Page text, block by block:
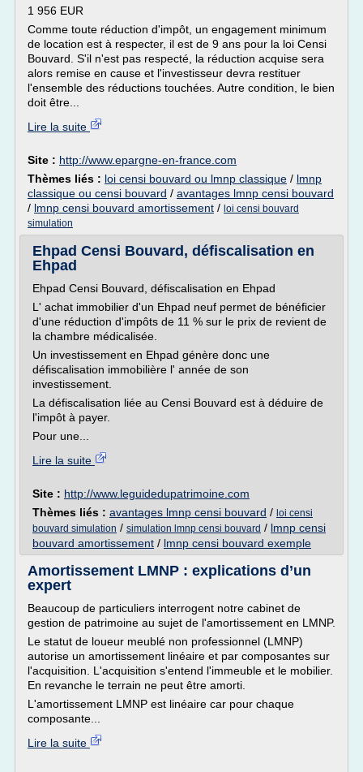
1 956 EUR
Comme toute réduction d'impôt, un engagement minimum
de location est à respecter, il est de 9 ans pour la loi Censi
Bouvard. S'il n'est pas respecté, la réduction acquise sera
alors remise en cause et l'investisseur devra restituer
l'ensemble des réductions touchées. Autre condition, le bien
doit être...
Lire la suite
Site : http://www.epargne-en-france.com
Thèmes liés : loi censi bouvard ou lmnp classique / lmnp
classique ou censi bouvard / avantages lmnp censi bouvard
/ lmnp censi bouvard amortissement / loi censi bouvard
simulation
Ehpad Censi Bouvard, défiscalisation en
Ehpad
Ehpad Censi Bouvard, défiscalisation en Ehpad
L' achat immobilier d'un Ehpad neuf permet de bénéficier
d'une réduction d'impôts de 11 % sur le prix de revient de
la chambre médicalisée.
Un investissement en Ehpad génère donc une
défiscalisation immobilière l' année de son
investissement.
La défiscalisation liée au Censi Bouvard est à déduire de
l'impôt à payer.
Pour une...
Lire la suite
Site : http://www.leguidedupatrimoine.com
Thèmes liés : avantages lmnp censi bouvard / loi censi
bouvard simulation / simulation lmnp censi bouvard / lmnp censi
bouvard amortissement / lmnp censi bouvard exemple
Amortissement LMNP : explications d’un
expert
Beaucoup de particuliers interrogent notre cabinet de
gestion de patrimoine au sujet de l'amortissement en LMNP.
Le statut de loueur meublé non professionnel (LMNP)
autorise un amortissement linéaire et par composantes sur
l'acquisition. L'acquisition s'entend l'immeuble et le mobilier.
En revanche le terrain ne peut être amorti.
L'amortissement LMNP est linéaire car pour chaque
composante...
Lire la suite